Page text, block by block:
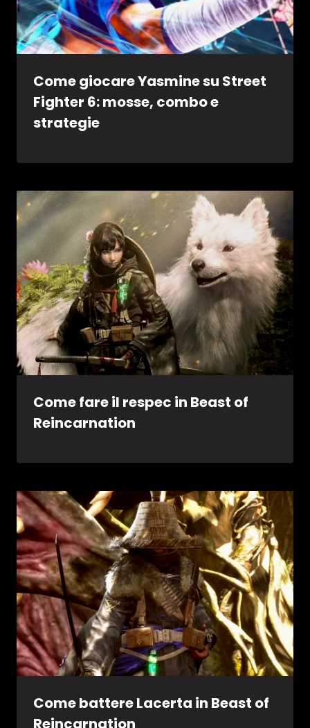
Come giocare Yasmine su Street
Fighter 6: mosse, combo e
strategie
Come fare il respec in Beast of
Reincarnation
Come battere Lacerta in Beast of
Reincarnation